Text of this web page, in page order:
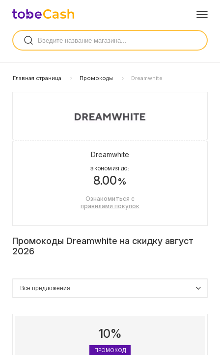
Главная страница Промокоды Dreamwhite
Dreamwhite
ЭКОНОМИЯ ДО:
8.00%
Ознакомиться с
правилами покупок
Промокоды Dreamwhite на скидку август
2026
10%
ПРОМОКОД